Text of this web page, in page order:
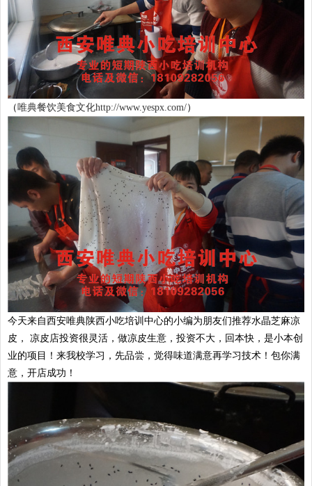
（唯典餐饮美食文化http://www.yespx.com/）
今天来自西安唯典陕西小吃培训中心的小编为朋友们推荐水晶芝麻凉
皮， 凉皮店投资很灵活，做凉皮生意，投资不大，回本快，是小本创
业的项目！来我校学习，先品尝，觉得味道满意再学习技术！包你满
意，开店成功！